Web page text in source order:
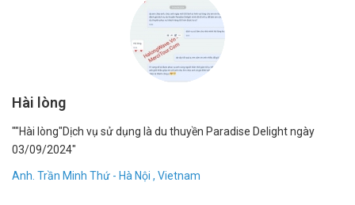
Hài lòng
""Hài lòng"Dịch vụ sử dụng là du thuyền Paradise Delight ngày
03/09/2024"
Anh. Trần Minh Thứ - Hà Nội , Vietnam